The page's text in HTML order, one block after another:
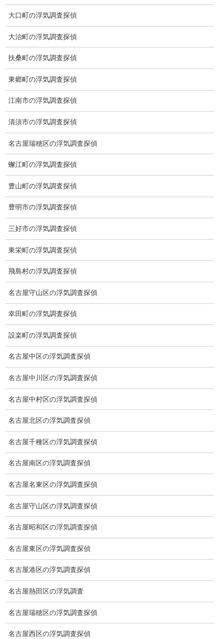
※弊社から24時間以内に返信が無い場合、再度LINE又はお電話を
メニュー
トップ
ご挨拶
システム
クーリング・オフ
ワンストップサービス
当社のこだわり
契約後の安心と信頼
顧問弁護士のご案内
委任契約
低料金の理由
スキルの高さ＝高額料金？
適正料金
調査機器
探偵の資格
弁護士紹介
浮気調査
浮気調査プランのご案内
浮気調査の相場
調査費用と調査日数の目安
大口町の浮気調査探偵
大治町の浮気調査探偵
扶桑町の浮気調査探偵
東郷町の浮気調査探偵
江南市の浮気調査探偵
清須市の浮気調査探偵
名古屋瑞穂区の浮気調査探偵
蠏江町の浮気調査探偵
豊山町の浮気調査探偵
豊明市の浮気調査探偵
三好市の浮気調査探偵
東栄町の浮気調査探偵
飛島村の浮気調査探偵
名古屋守山区の浮気調査探偵
幸田町の浮気調査探偵
設楽町の浮気調査探偵
名古屋中区の浮気調査探偵
名古屋中川区の浮気調査探偵
名古屋中村区の浮気調査探偵
名古屋北区の浮気調査探偵
名古屋千種区の浮気調査探偵
名古屋南区の浮気調査探偵
名古屋名東区の浮気調査探偵
名古屋守山区の浮気調査探偵
名古屋昭和区の浮気調査探偵
名古屋東区の浮気調査探偵
名古屋港区の浮気調査探偵
名古屋熱田区の浮気調査
名古屋瑞穂区の浮気調査探偵
名古屋西区の浮気調査探偵